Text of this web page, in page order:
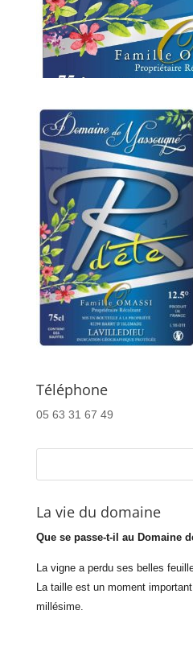
Téléphone
05 63 31 67 49
La vie du domaine
Que se passe-t-il au Domaine
La vigne a perdu ses belles
La taille est un moment
millésime.